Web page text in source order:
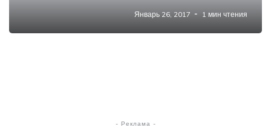
Январь 26, 2017 1 мин чтения
- Реклама -